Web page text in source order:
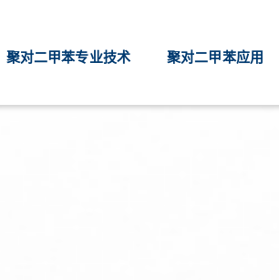
聚对二甲苯专业技术 聚对二甲苯应用